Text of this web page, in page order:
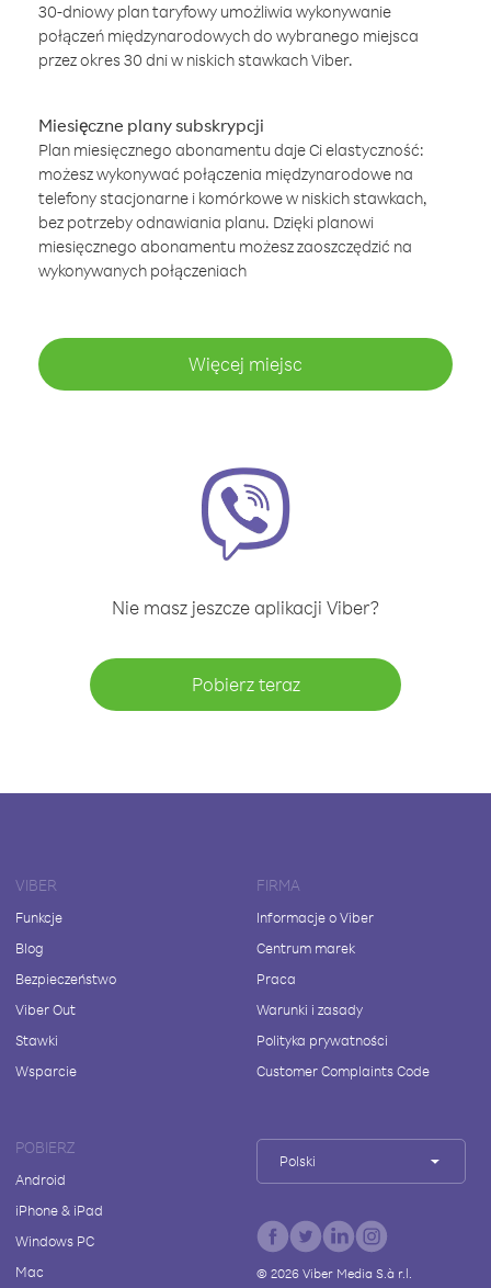
30-dniowy plan taryfowy umożliwia wykonywanie
połączeń międzynarodowych do wybranego miejsca
przez okres 30 dni w niskich stawkach Viber.
Miesięczne plany subskrypcji
Plan miesięcznego abonamentu daje Ci elastyczność:
możesz wykonywać połączenia międzynarodowe na
telefony stacjonarne i komórkowe w niskich stawkach,
bez potrzeby odnawiania planu. Dzięki planowi
miesięcznego abonamentu możesz zaoszczędzić na
wykonywanych połączeniach
Więcej miejsc
Nie masz jeszcze aplikacji Viber?
Pobierz teraz
VIBER
Funkcje
Blog
Bezpieczeństwo
Viber Out
Stawki
Wsparcie
FIRMA
Informacje o Viber
Centrum marek
Praca
Warunki i zasady
Polityka prywatności
Customer Complaints Code
POBIERZ
Android
iPhone & iPad
Windows PC
Mac
Polski
© 2026Viber Media S.à r.l.